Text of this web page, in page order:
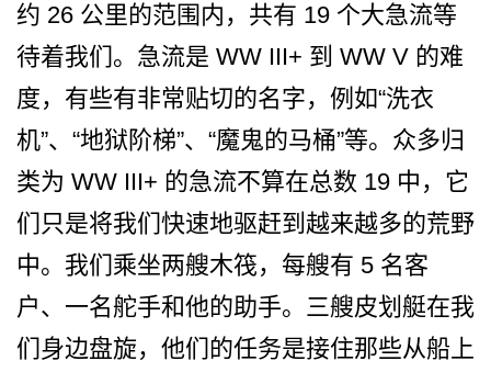
约 26 公里的范围内，共有 19 个大急流等
待着我们。急流是 WW III+ 到 WW V 的难
度，有些有非常贴切的名­字，例如“洗衣
机”、“地狱阶梯”、“魔鬼的马桶”­等。众多归
类为 WW III+ 的急流不算在总数 19 中，它
们只是将我们快速地驱­赶到越来越多的荒野
中。我们乘坐两艘木筏，每艘有 5 名客
户、一名舵手和他的助手­。三艘皮划艇在我
们身边盘旋，他们的任务是接住那些­从船上